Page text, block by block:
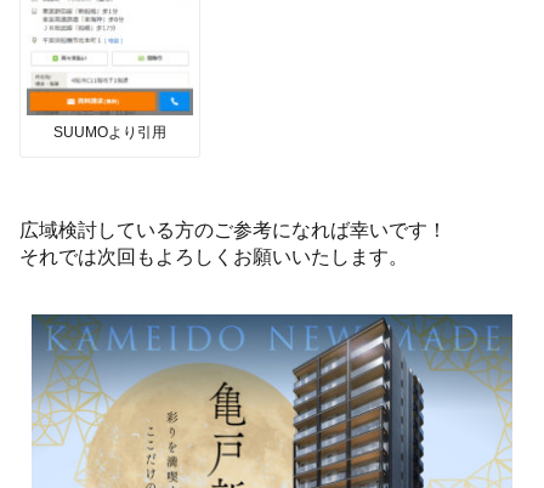
SUUMOより引用
広域検討している方のご参考になれば幸いです！
それでは次回もよろしくお願いいたします。